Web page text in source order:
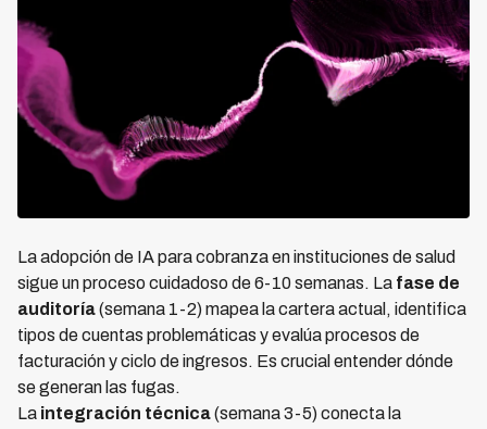
La adopción de IA para cobranza en instituciones de salud
sigue un proceso cuidadoso de 6-10 semanas. La fase de
auditoría(semana 1-2) mapea la cartera actual, identifica
tipos de cuentas problemáticas y evalúa procesos de
facturación y ciclo de ingresos. Es crucial entender dónde
se generan las fugas.
La integración técnica(semana 3-5) conecta la